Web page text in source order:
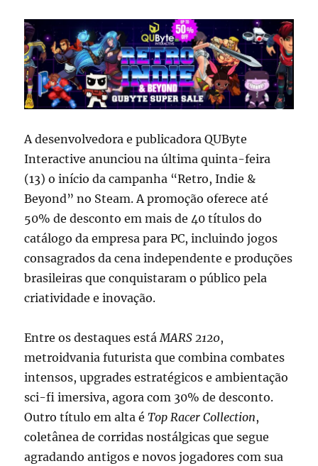
A desenvolvedora e publicadora QUByte
Interactive anunciou na última quinta-feira
(13) o início da campanha “Retro, Indie &
Beyond” no Steam. A promoção oferece até
50% de desconto em mais de 40 títulos do
catálogo da empresa para PC, incluindo jogos
consagrados da cena independente e produções
brasileiras que conquistaram o público pela
criatividade e inovação.
Entre os destaques está MARS 2120,
metroidvania futurista que combina combates
intensos, upgrades estratégicos e ambientação
sci-fi imersiva, agora com 30% de desconto.
Outro título em alta éTop Racer Collection,
coletânea de corridas nostálgicas que segue
agradando antigos e novos jogadores com sua